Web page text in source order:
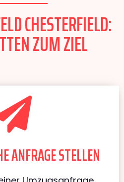
CHESTERFIELD:
ZUM ZIEL
ANFRAGE STELLEN